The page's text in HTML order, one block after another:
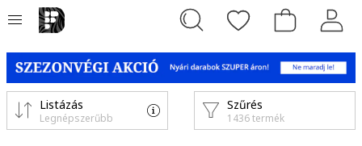
Szűrés
1436 termék
Listázás
Legnépszerűbb